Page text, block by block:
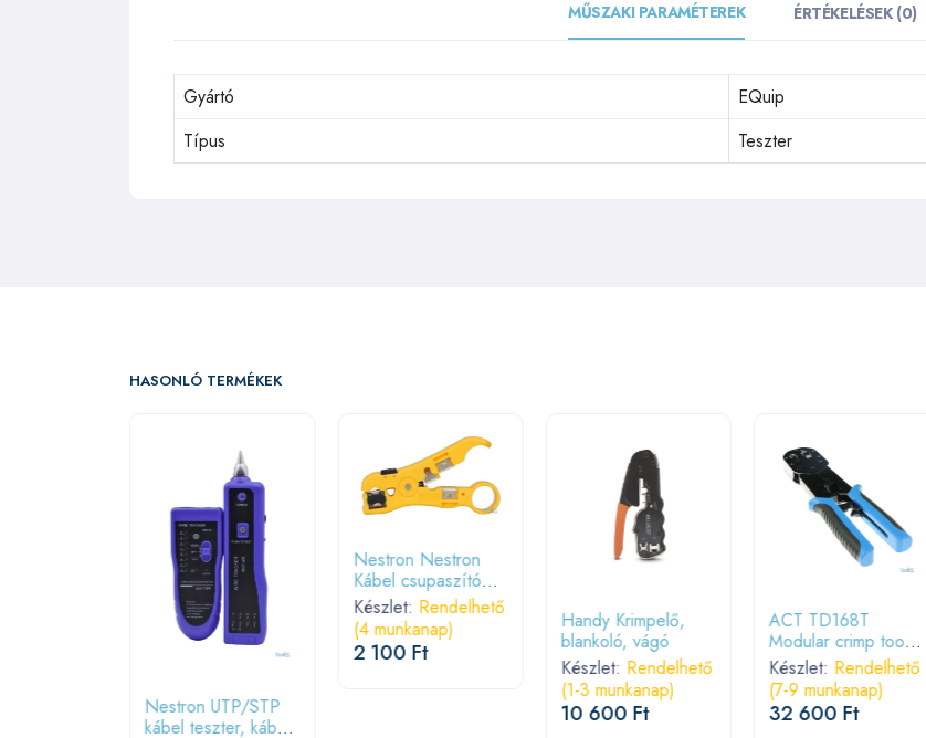
MŰSZAKI PARAMÉTEREK ÉRTÉKELÉSEK (0)
Gyártó
EQuip
Típus
Teszter
HASONLÓ TERMÉKEK
Nestron UTP/STP
kábel teszter, kábel
Nestron Nestron
Kábel csupaszító
szerszám
Készlet: Rendelhető
(4 munkanap)
2 100 Ft
Handy Krimpelő,
blankoló, vágó
Készlet: Rendelhető
(1-3 munkanap)
10 600 Ft
ACT TD168T
Modular crimp tool
for pass-through
RJ45 connectors
Blue
Készlet: Rendelhető
(7-9 munkanap)
32 600 Ft